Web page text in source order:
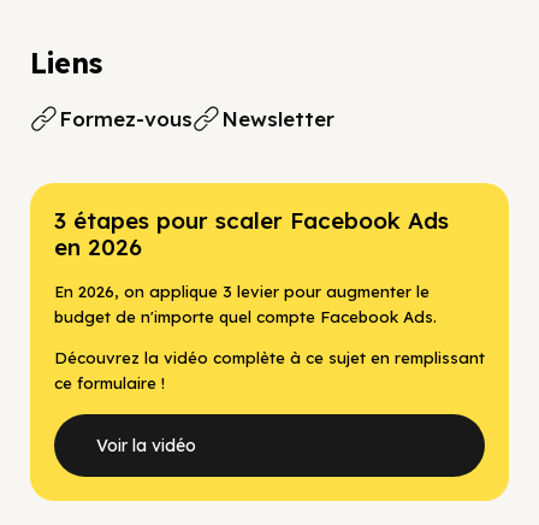
Liens
Formez-vous Newsletter
3 étapes pour scaler Facebook Ads
en 2026
En 2026, on applique 3 levier pour augmenter le
budget de n'importe quel compte Facebook Ads.
Découvrez la vidéo complète à ce sujet en remplissant
ce formulaire !
Voir la vidéo